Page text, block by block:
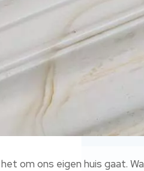
om ons eigen huis gaat.